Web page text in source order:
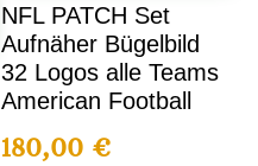
NFL PATCH Set
Aufnäher Bügelbild
32 Logos alle Teams
American Football
180,00 €